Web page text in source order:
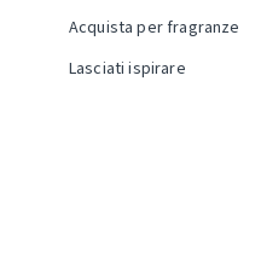
Acquista per fragranze
Lasciati ispirare